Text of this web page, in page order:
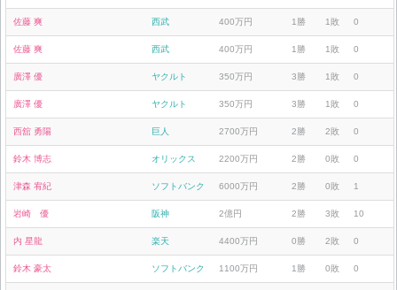
佐藤 爽 西武 400万円 1勝 1敗 0
佐藤 爽 西武 400万円 1勝 1敗 0
廣澤 優 ヤクルト 350万円 3勝 1敗 0
廣澤 優 ヤクルト 350万円 3勝 1敗 0
西舘 勇陽 巨人 2700万円 2勝 2敗 0
鈴木 博志 オリックス 2200万円 2勝 0敗 0
津森 宥紀 ソフトバンク 6000万円 2勝 0敗 1
岩崎 優 阪神 2億円 2勝 3敗 10
内 星龍 楽天 4400万円 0勝 2敗 0
鈴木 豪太 ソフトバンク 1100万円 1勝 0敗 0